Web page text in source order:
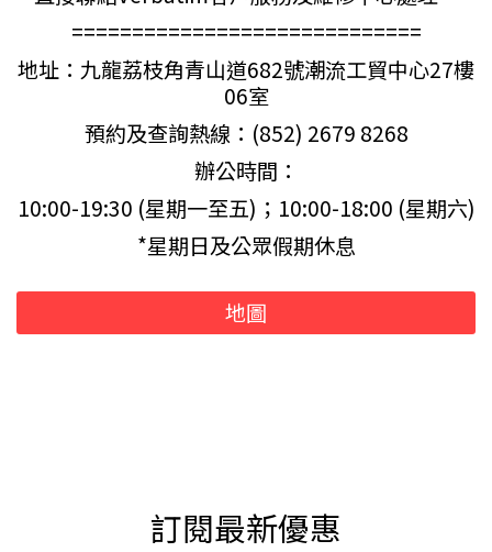
=============================
地址：九龍荔枝角青山道682號潮流工貿中心27樓
06室
預約及查詢熱線：(852) 2679 8268
辦公時間：
10:00-19:30 (星期一至五)；10:00-18:00 (星期六)
*星期日及公眾假期休息
地圖
訂閱最新優惠